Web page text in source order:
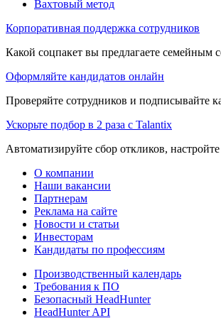
Вахтовый метод
Корпоративная поддержка сотрудников
Какой соцпакет вы предлагаете семейным
Оформляйте кандидатов онлайн
Проверяйте сотрудников и подписывайте
Ускорьте подбор в 2 раза с Talantix
Автоматизируйте сбор откликов,
О компании
Наши вакансии
Партнерам
Реклама на сайте
Новости и статьи
Инвесторам
Кандидаты по профессиям
Производственный календарь
Требования к ПО
Безопасный HeadHunter
HeadHunter API